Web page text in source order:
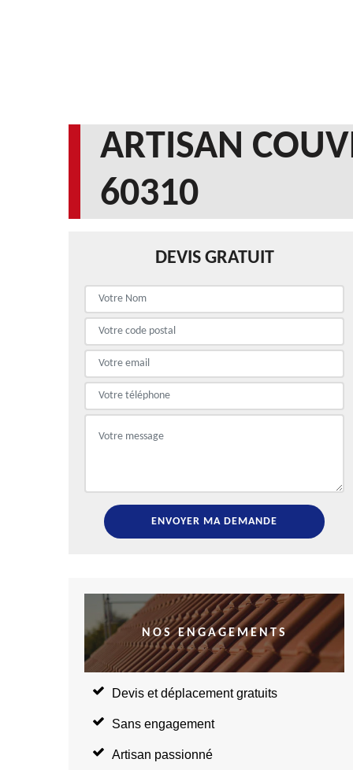
ARTISAN
60310
DEVIS GRATUIT
NOS ENGAGEMENTS
Devis et déplacement gratuits
Sans engagement
Artisan passionné